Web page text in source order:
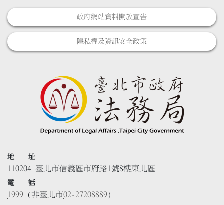
政府網站資料開放宣告
隱私權及資訊安全政策
地 址
110204 臺北市信義區市府路1號8樓東北區
電 話
1999 (非臺北市02-27208889)